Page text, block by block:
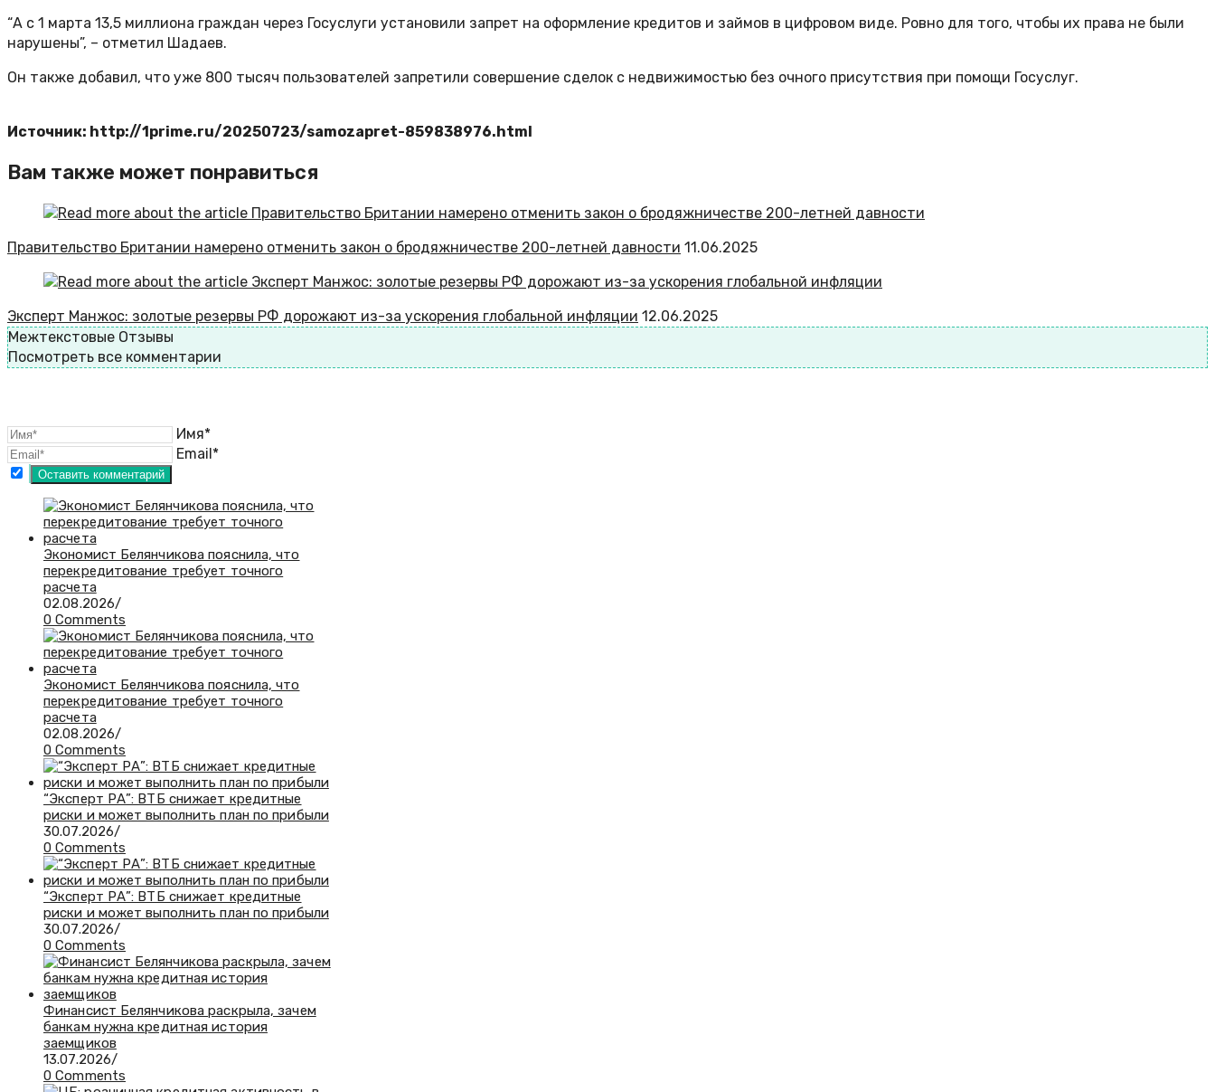
“А с 1 марта 13,5 миллиона граждан через Госуслуги установили запрет на оформление кредитов и займов в цифровом виде. Ровно для того, чтобы их права не были
нарушены”, – отметил Шадаев.
Он также добавил, что уже 800 тысяч пользователей запретили совершение сделок с недвижимостью без очного присутствия при помощи Госуслуг.
Источник: http://1prime.ru/20250723/samozapret-859838976.html
Вам также может понравиться
Правительство Британии намерено отменить закон о бродяжничестве 200-летней давности 11.06.2025
Эксперт Манжос: золотые резервы РФ дорожают из-за ускорения глобальной инфляции 12.06.2025
Межтекстовые Отзывы
Посмотреть все комментарии
Имя*
Email*
Экономист Белянчикова пояснила, что
перекредитование требует точного
расчета
02.08.2026/
0 Comments
Экономист Белянчикова пояснила, что
перекредитование требует точного
расчета
02.08.2026/
0 Comments
“Эксперт РА”: ВТБ снижает кредитные
риски и может выполнить план по прибыли
30.07.2026/
0 Comments
“Эксперт РА”: ВТБ снижает кредитные
риски и может выполнить план по прибыли
30.07.2026/
0 Comments
Финансист Белянчикова раскрыла, зачем
банкам нужна кредитная история
заемщиков
13.07.2026/
0 Comments